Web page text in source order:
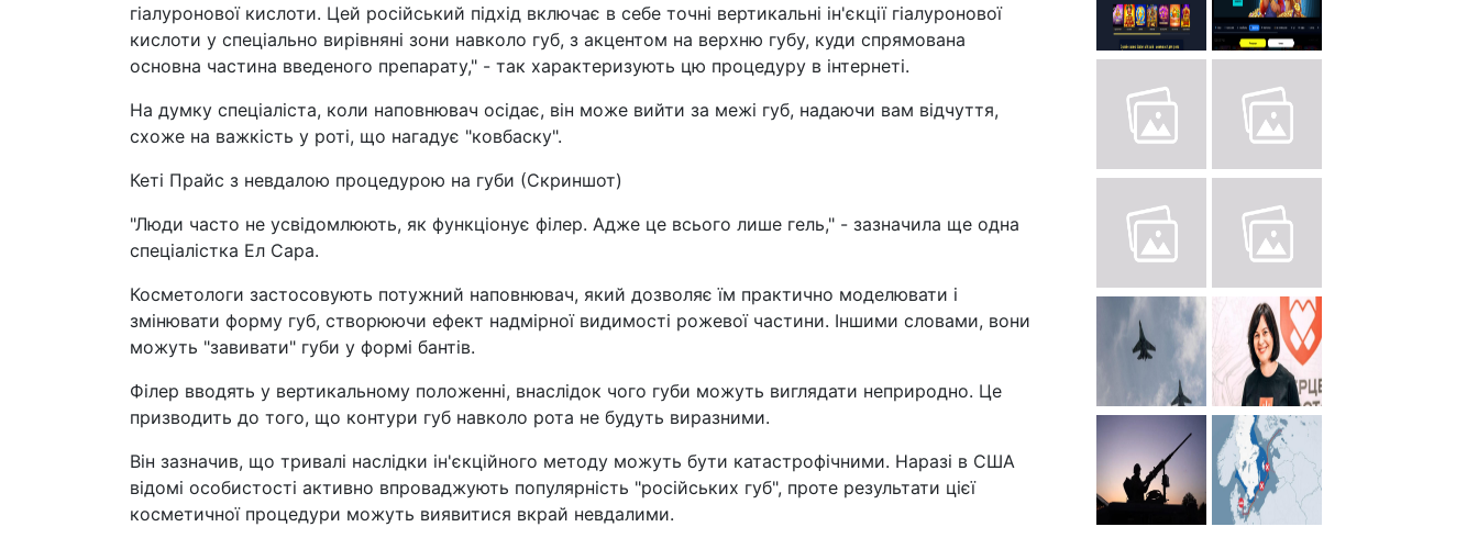
гіалуронової кислоти. Цей російський підхід включає в себе точні вертикальні ін'єкції гіалуронової
кислоти у спеціально вирівняні зони навколо губ, з акцентом на верхню губу, куди спрямована
основна частина введеного препарату," - так характеризують цю процедуру в інтернеті.
На думку спеціаліста, коли наповнювач осідає, він може вийти за межі губ, надаючи вам відчуття,
схоже на важкість у роті, що нагадує "ковбаску".
Кеті Прайс з невдалою процедурою на губи (Скриншот)
"Люди часто не усвідомлюють, як функціонує філер. Адже це всього лише гель," - зазначила ще одна
спеціалістка Ел Сара.
Косметологи застосовують потужний наповнювач, який дозволяє їм практично моделювати і
змінювати форму губ, створюючи ефект надмірної видимості рожевої частини. Іншими словами, вони
можуть "завивати" губи у формі бантів.
Філер вводять у вертикальному положенні, внаслідок чого губи можуть виглядати неприродно. Це
призводить до того, що контури губ навколо рота не будуть виразними.
Він зазначив, що тривалі наслідки ін'єкційного методу можуть бути катастрофічними. Наразі в США
відомі особистості активно впроваджують популярність "російських губ", проте результати цієї
косметичної процедури можуть виявитися вкрай невдалими.